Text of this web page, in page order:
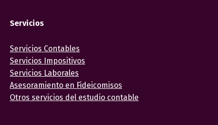
Servicios
Servicios Contables
Servicios Impositivos
Servicios Laborales
Asesoramiento en Fideicomisos
Otros servicios del estudio contable